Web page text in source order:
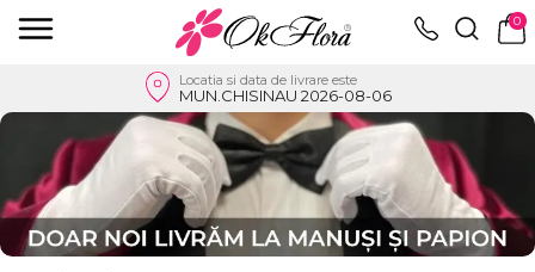
0
Locatia si data de livrare este
MUN.CHISINAU 2026-08-06